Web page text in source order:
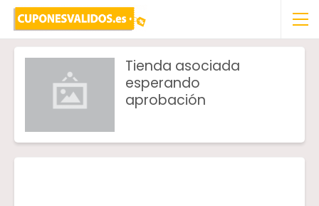
Tienda asociada
esperando
aprobación